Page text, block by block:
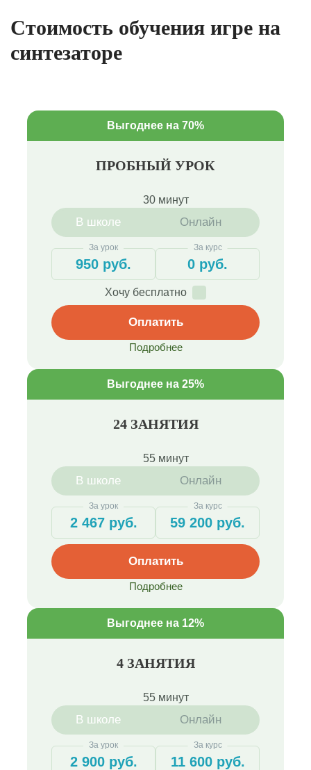
Стоимость обучения игре на
синтезаторе
Выгоднее на 70%
ПРОБНЫЙ УРОК
30 минут
В школе Онлайн
За урок
950 руб.
За курс
0 руб.
Хочу бесплатно
Оплатить
Подробнее
Выгоднее на 25%
24 ЗАНЯТИЯ
55 минут
В школе Онлайн
За урок
2 467 руб.
За курс
59 200 руб.
Оплатить
Подробнее
Выгоднее на 12%
4 ЗАНЯТИЯ
55 минут
В школе Онлайн
За урок
2 900 руб.
За курс
11 600 руб.